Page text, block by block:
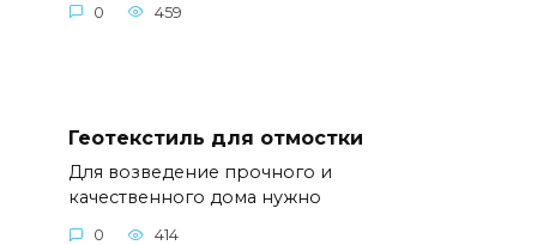
0 459
Геотекстиль для отмостки
Для возведение прочного и
качественного дома нужно
0 414